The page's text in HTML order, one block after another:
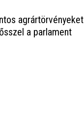
agrártörvényeket
a parlament